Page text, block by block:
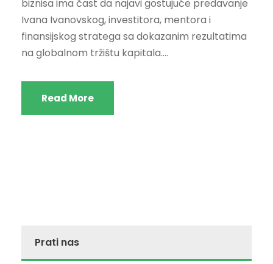
biznisa ima čast da najavi gostujuće predavanje
Ivana Ivanovskog, investitora, mentora i
finansijskog stratega sa dokazanim rezultatima
na globalnom tržištu kapitala....
Read More
Prati nas